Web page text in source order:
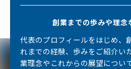
創業までの歩みや理念
代表のプロフィールをはじめ、
れまでの経験、歩みをご紹介い
業理念やこれからの展望につい